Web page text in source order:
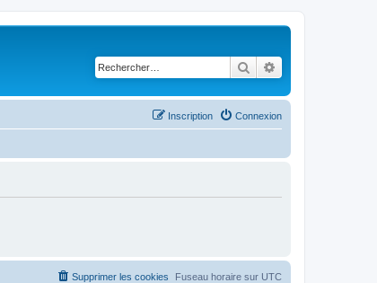
Rechercher
Connexion
Inscription
Fuseau horaire sur UTC
Supprimer les cookies